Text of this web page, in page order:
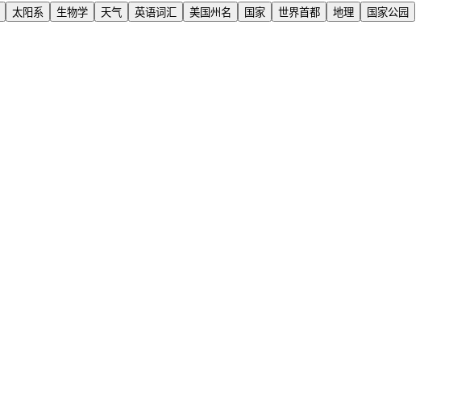
太阳系 生物学 天气 英语词汇 美国州名 国家 世界首都 地理
国家公园